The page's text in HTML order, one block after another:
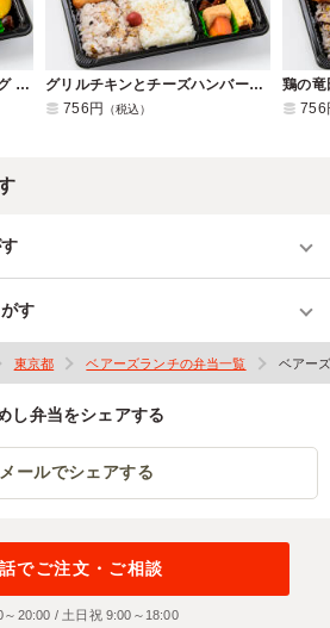
鮭の塩焼きとチーズハンバーグ よくばり弁当
グリルチキンとチーズハンバーグ よくばり弁当
756円
（税込） 756
す
東京都 ベアーズランチの弁当一覧 ベアー
し弁当をシェアする
メールでシェアする
でご注文・ご相談
～20:00 / 土日祝 9:00～18:00